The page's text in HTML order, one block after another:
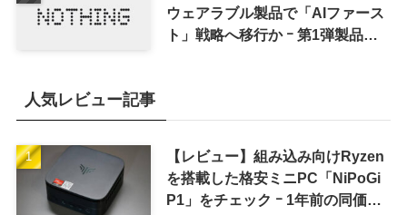
ウェアラブル製品で「AIファース
ト」戦略へ移行か ｰ 第1弾製品は
人気レビュー記事
【レビュー】組み込み向けRyzen
を搭載した格安ミニPC「NiPoGi
P1」をチェック ｰ 1年前の同価格